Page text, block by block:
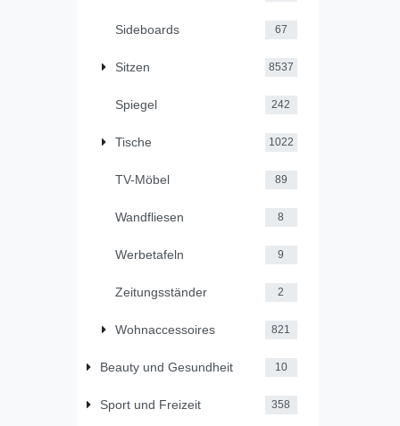
Sideboards 67
Sitzen 8537
Spiegel 242
Tische 1022
TV-Möbel 89
Wandfliesen 8
Werbetafeln 9
Zeitungsständer 2
Wohnaccessoires 821
Beauty und Gesundheit 10
Sport und Freizeit 358